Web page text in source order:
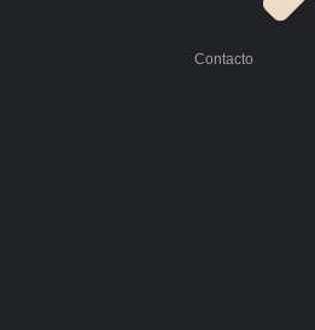
Contacto